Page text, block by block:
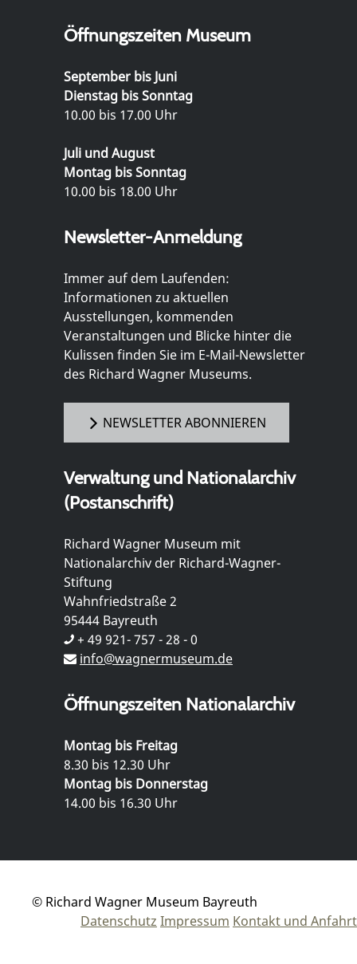
Öffnungszeiten Museum
September bis Juni
Dienstag bis Sonntag
10.00 bis 17.00 Uhr
Juli und August
Montag bis Sonntag
10.00 bis 18.00 Uhr
Newsletter-Anmeldung
Immer auf dem Laufenden:
Informationen zu aktuellen
Ausstellungen, kommenden
Veranstaltungen und Blicke hinter die
Kulissen finden Sie im E-Mail-Newsletter
des Richard Wagner Museums.
NEWSLETTER ABONNIEREN
Verwaltung und Nationalarchiv
(Postanschrift)
Richard Wagner Museum mit
Nationalarchiv der Richard-Wagner-
Stiftung
Wahnfriedstraße 2
95444 Bayreuth
+ 49 921- 757 - 28 - 0
info@wagnermuseum.de
Öffnungszeiten Nationalarchiv
Montag bis Freitag
8.30 bis 12.30 Uhr
Montag bis Donnerstag
14.00 bis 16.30 Uhr
© Richard Wagner Museum Bayreuth
Datenschutz Impressum Kontakt und Anfahrt